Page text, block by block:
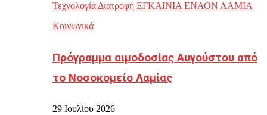
Τεχνολογία Διατροφή ΕΓΚΑΙΝΙΑ ΕΝΑΟΝ ΛΑΜΙΑ
Κοινωνικά
Πρόγραμμα αιμοδοσίας Αυγούστου από
το Νοσοκομείο Λαμίας
29 Ιουλίου 2026